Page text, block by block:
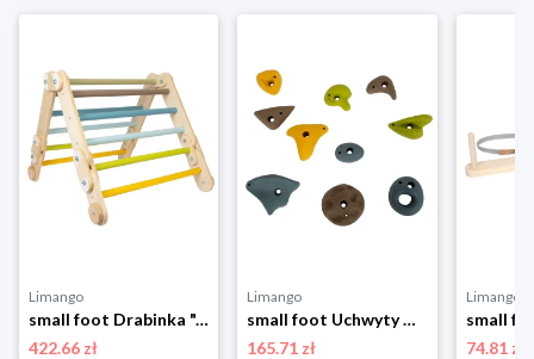
Limango
small foot Drabinka "Adventure" - 2+ rozmiar: onesize
422.66 zł
Limango
small foot Uchwyty wspinaczkowe (10 szt.) "Adventure" - 3+ rozmiar: onesize
165.71 zł
Limango
74.81 zł